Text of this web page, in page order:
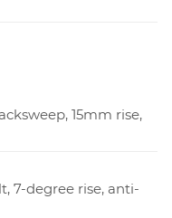
15mm rise,
7-degree rise, anti-